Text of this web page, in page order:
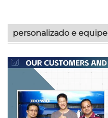
personalizado e equipe